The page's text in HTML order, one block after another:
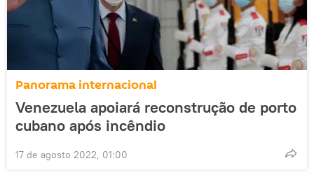
Panorama internacional
Venezuela apoiará reconstrução de porto
cubano após incêndio
17 de agosto 2022, 01:00